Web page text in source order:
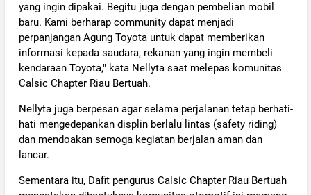
yang ingin dipakai. Begitu juga dengan pembelian mobil
baru. Kami berharap community dapat menjadi
perpanjangan Agung Toyota untuk dapat memberikan
informasi kepada saudara, rekanan yang ingin membeli
kendaraan Toyota," kata Nellyta saat melepas komunitas
Calsic Chapter Riau Bertuah.
Nellyta juga berpesan agar selama perjalanan tetap berhati-
hati mengedepankan displin berlalu lintas (safety riding)
dan mendoakan semoga kegiatan berjalan aman dan
lancar.
Sementara itu, Dafit pengurus Calsic Chapter Riau Bertuah